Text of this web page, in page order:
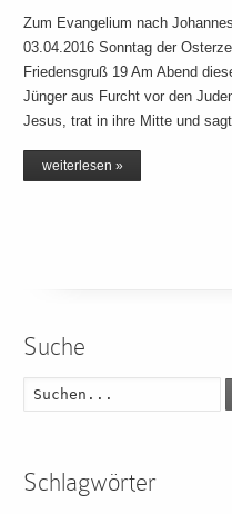
Zum Evangelium nach
03.04.2016 Sonntag der
Friedensgruß 19 Am Abend
Jünger aus Furcht vor den
Jesus, trat in ihre Mitte und
weiterlesen »
Suche
Schlagwörter